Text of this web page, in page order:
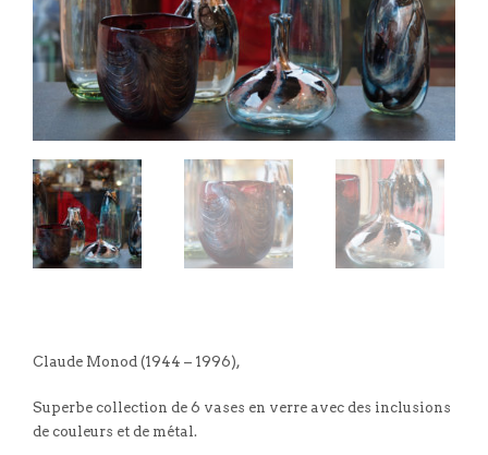
Claude Monod (1944 – 1996),
Superbe collection de 6 vases en verre avec des inclusions
de couleurs et de métal.